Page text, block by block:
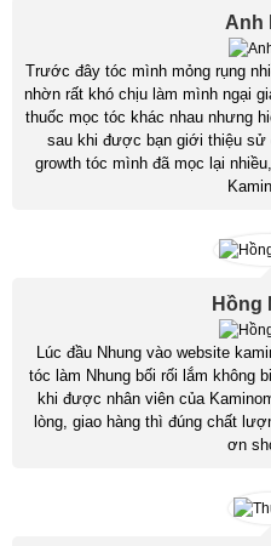
Anh
Trước đây tóc mình mỏng rụng
nhờn rất khó chịu làm mình ngại
thuốc mọc tóc khác nhau nhưng
sau khi được bạn giới thiệu sử
growth tóc mình đã mọc lại
Hồng
Lúc đầu Nhung vào website
tóc làm Nhung bối rối lắm không
khi được nhân viên của
lòng, giao hàng thì đúng chất
ơn